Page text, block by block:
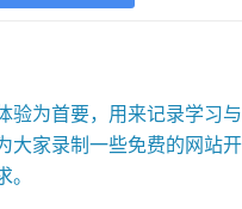
首要，用来记录学习与
大家录制一些免费的网站
。